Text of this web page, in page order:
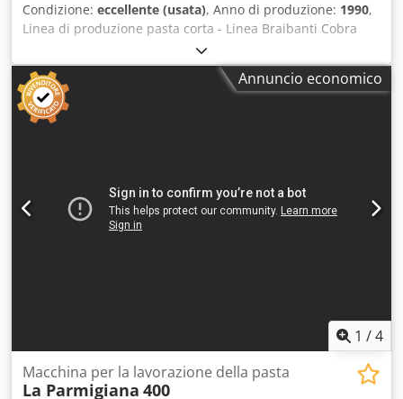
Condizione: eccellente (usata), Anno di produzione: 1990,
Linea di produzione pasta corta - Linea Braibanti Cobra
1.15 con pressa monotesta, capacità 460 mm, 3 piani
vibranti, avvolgitrice Romet da 8 metri con 24 settori,
elevatore di carico per essiccatoio. Essiccatoio Teless a 9
livelli da 13 metri e raffreddatore a nastro monolivello.
Anno - 1990/1991. Capacità - 1000 kg/h. Codpfxsy Hfz Te
Annuncio economico
1 /4
Macchina per la lavorazione della pasta
La Parmigiana 400